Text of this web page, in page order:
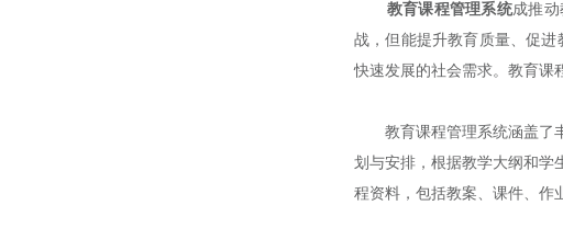
教育课程管理系统成推动
战，但能提升教育质量、促
快速发展的社会需求。教育课
教育课程管理系统涵盖了丰
划与安排，根据教学大纲和学
程资料，包括教案、课件、作